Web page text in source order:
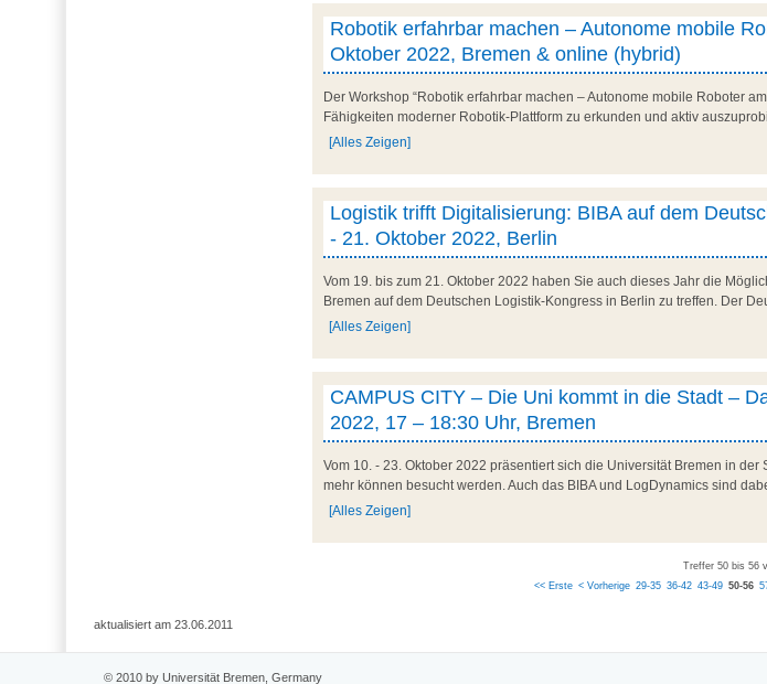
Robotik erfahrbar machen – Autonome mobile
Oktober 2022, Bremen & online (hybrid)
Der Workshop “Robotik erfahrbar machen – Autonome mobile Roboter
Fähigkeiten moderner Robotik-Plattform zu erkunden und aktiv
[Alles Zeigen]
Logistik trifft Digitalisierung: BIBA auf dem
- 21. Oktober 2022, Berlin
Vom 19. bis zum 21. Oktober 2022 haben Sie auch dieses Jahr die
Bremen auf dem Deutschen Logistik-Kongress in Berlin zu treffen. Der
[Alles Zeigen]
CAMPUS CITY – Die Uni kommt in die Stadt –
2022, 17 – 18:30 Uhr, Bremen
Vom 10. - 23. Oktober 2022 präsentiert sich die Universität Bremen in
mehr können besucht werden. Auch das BIBA und LogDynamics sind
[Alles Zeigen]
Treffer 50 bis 56
<< Erste < Vorherige 29-35 36-42 43-49 50-56
aktualisiert am 23.06.2011
© 2010 by Universität Bremen, Germany